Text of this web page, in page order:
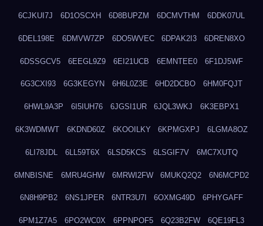
6CJKUI7J 6D1OSCXH 6D8BUPZM 6DCMVTHM 6DDK07UL
6DEL198E 6DMVW7ZP 6DO5WVEC 6DPAK2I3 6DREN8XO
6DSSGCV5 6EEGL9Z9 6EI21UCB 6EMNTEE0 6F1DJ5WF
6G3CXI93 6G3KEGYN 6H6L0Z3E 6HD2DCBO 6HM0FQJT
6HWL9A3P 6I5IUH76 6JGSI1UR 6JQL3WKJ 6K3EBPX1
6K3WDMWT 6KDND60Z 6KOOILKY 6KPMGXPJ 6LGMA8OZ
6LI78JDL 6LL59T6X 6LSD5KCS 6LSGIF7V 6MC7XUTQ
6MNBISNE 6MRU4GHW 6MRWI2FW 6MUKQ2Q2 6N6MCPD2
6N8H9PB2 6NS1JPER 6NTR3U7I 6OXMG49D 6PHYGAFF
6PM1Z7A5 6PO2WC0X 6PPNPOF5 6Q23B2FW 6QE19FL3